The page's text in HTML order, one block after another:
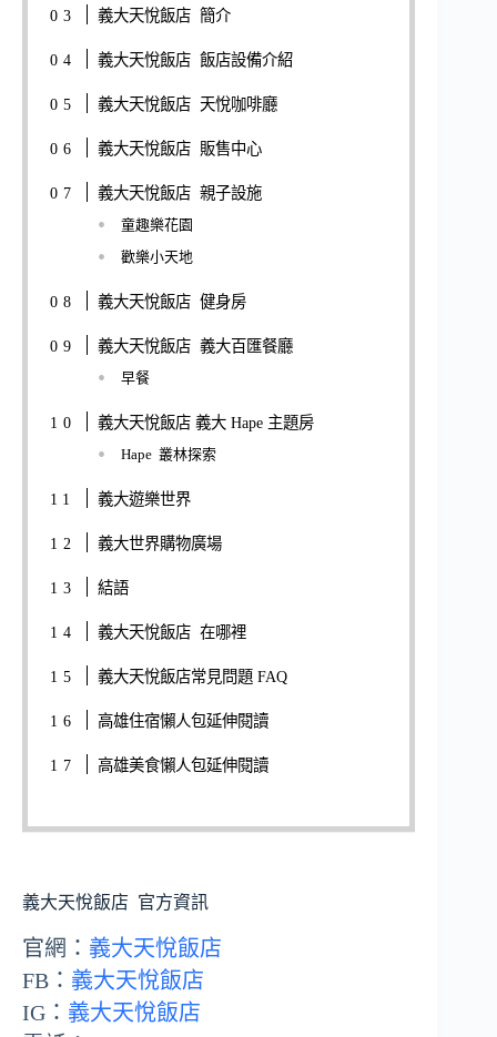
義大天悅飯店 簡介
義大天悅飯店 飯店設備介紹
義大天悅飯店 天悅咖啡廳
義大天悅飯店 販售中心
義大天悅飯店 親子設施
童趣樂花園
歡樂小天地
義大天悅飯店 健身房
義大天悅飯店 義大百匯餐廳
早餐
義大天悅飯店 義大 Hape 主題房
Hape 叢林探索
義大遊樂世界
義大世界購物廣場
結語
義大天悅飯店 在哪裡
義大天悅飯店常見問題 FAQ
高雄住宿懶人包延伸閱讀
高雄美食懶人包延伸閱讀
義大天悅飯店 官方資訊
官網： 義大天悅飯店
FB： 義大天悅飯店
IG： 義大天悅飯店